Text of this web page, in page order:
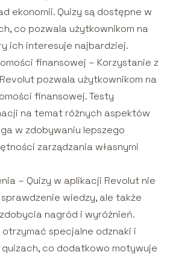
ekonomii. Quizy są dostępne w
co pozwala użytkownikom na
ich interesuje najbardziej.
finansowej – Korzystanie z
pozwala użytkownikom na
finansowej. Testy
na temat różnych aspektów
w zdobywaniu lepszego
zarządzania własnymi
– Quizy w aplikacji Revolut nie
wiedzy, ale także
nagród i wyróżnień.
specjalne odznaki i
quizach, co dodatkowo motywuje